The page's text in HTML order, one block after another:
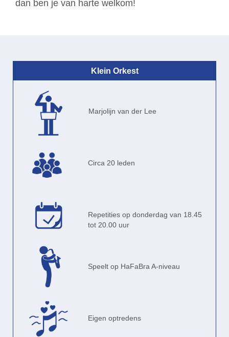
dan ben je van harte welkom!
Klein Orkest
Marjolijn van der Lee
Circa 20 leden
Repetities op donderdag van 18.45
tot 20.00 uur
Speelt op HaFaBra A-niveau
Eigen optredens